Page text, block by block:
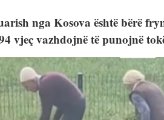
nga Kosova është bërë
vjeç vazhdojnë të punojnë